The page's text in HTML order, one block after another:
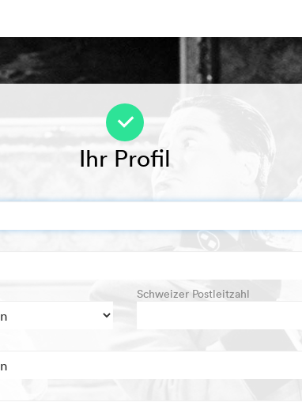
f
Ihr Profil
Schweizer Postleitzahl